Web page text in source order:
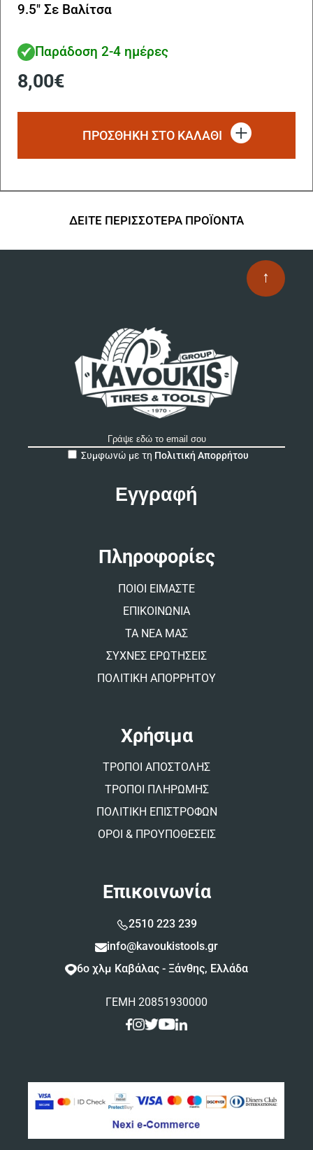
9.5″ Σε Βαλίτσα
Παράδοση 2-4 ημέρες
8,00€
ΠΡΟΣΘΗΚΗ ΣΤΟ ΚΑΛΑΘΙ
ΔΕΙΤΕ ΠΕΡΙΣΣΟΤΕΡΑ ΠΡΟΪΟΝΤΑ
↑
Συμφωνώ με τη Πολιτική Απορρήτου
Πληροφορίες
ΠΟΙΟΙ ΕΙΜΑΣΤΕ
ΕΠΙΚΟΙΝΩΝΙΑ
ΤΑ ΝΕΑ ΜΑΣ
ΣΥΧΝΕΣ ΕΡΩΤΗΣΕΙΣ
ΠΟΛΙΤΙΚΗ ΑΠΟΡΡΗΤΟΥ
Χρήσιμα
ΤΡΟΠΟΙ ΑΠΟΣΤΟΛΗΣ
ΤΡΟΠΟΙ ΠΛΗΡΩΜΗΣ
ΠΟΛΙΤΙΚΗ ΕΠΙΣΤΡΟΦΩΝ
ΟΡΟΙ & ΠΡΟΥΠΟΘΕΣΕΙΣ
Επικοινωνία
2510 223 239
info@kavoukistools.gr
6ο χλμ Καβάλας - Ξάνθης, Ελλάδα
ΓΕΜΗ 20851930000